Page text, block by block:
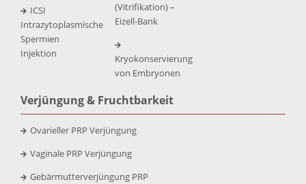
ICSI
Intrazytoplasmische
Spermien
Injektion
(Vitrifikation) –
Eizell-Bank
Kryokonservierung
von Embryonen
Verjüngung & Fruchtbarkeit
Ovarieller PRP Verjüngung
Vaginale PRP Verjüngung
Gebärmutterverjüngung PRP